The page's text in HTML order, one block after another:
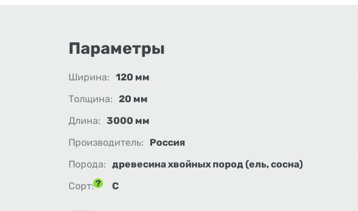
Параметры
Ширина: 120 мм
Толщина: 20 мм
Длина: 3000 мм
Производитель:
Россия
Порода: древесина хвойных пород (ель, сосна)
Сорт:
С